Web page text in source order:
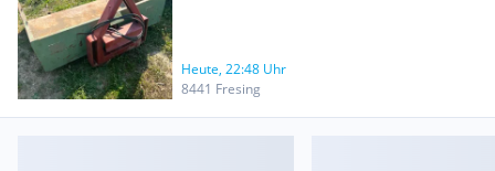
Heute, 22:48 Uhr
8441 Fresing